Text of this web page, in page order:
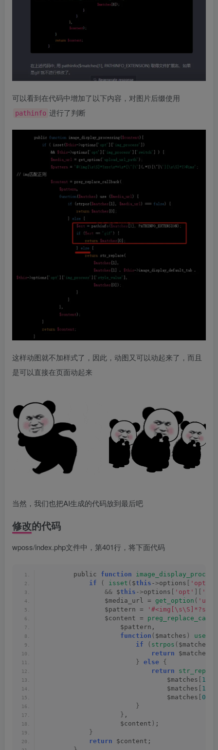
可以看到在代码中增加了以下内容，对图片后缀使用
pathinfo 进行了判断
这样动图就不加样式了，因此，动图又可以动起来了，而且
是可以直接在页面动起来
当然，我们也把AI生成的代码放到最后吧
修改的代码
wposs/index.php文件中，第401行，将下面代码
        public
function
if
( isset ( $this ->options [ 'opt'
&& $this ->options [ 'opt' ][
                $media_url =
get_option (
                $pattern =
                $content =
                    $pattern,
function ( $matches ) use
if
( strpos ( $matches
return $matches
} else {
return
                                $matches
[ 1
                                $matches
[ 1
                                $matches
[ 0
}
} ,
                    $content
) ;
}
return $content;